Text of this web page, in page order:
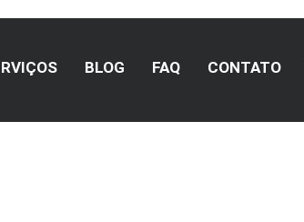
BLOG FAQ CONTATO